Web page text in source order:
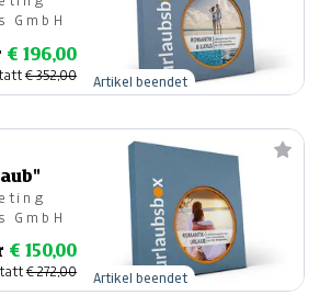
GmbH
€ 196,00
€ 352,00 Artikel beendet
GmbH
€ 150,00
€ 272,00 Artikel beendet